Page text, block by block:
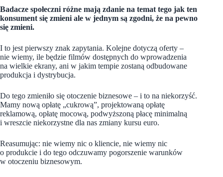
Badacze społeczni różne mają zdanie na temat tego jak ten
konsument się zmieni ale w jednym są zgodni, że na pewno
się zmieni.
I to jest pierwszy znak zapytania. Kolejne dotyczą oferty –
nie wiemy, ile będzie filmów dostępnych do wprowadzenia
na wielkie ekrany, ani w jakim tempie zostaną odbudowane
produkcja i dystrybucja.
Do tego zmieniło się otoczenie biznesowe – i to na niekorzyść.
Mamy nową opłatę „cukrową”, projektowaną opłatę
reklamową, opłatę mocową, podwyższoną płacę minimalną
i wreszcie niekorzystne dla nas zmiany kursu euro.
Reasumując: nie wiemy nic o kliencie, nie wiemy nic
o produkcie i do tego odczuwamy pogorszenie warunków
w otoczeniu biznesowym.